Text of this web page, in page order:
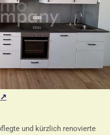
und kürzlich renovierte